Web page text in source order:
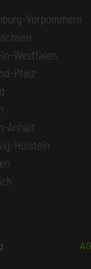
Vorpommern
Westfalen
Pfalz
Anhalt
Holstein